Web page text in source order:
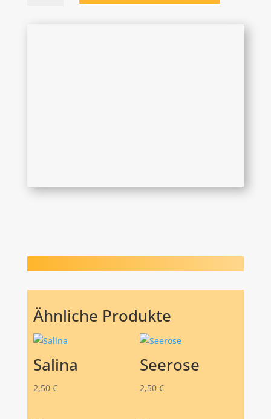
Ähnliche Produkte
Salina
2,50 €
Seerose
2,50 €